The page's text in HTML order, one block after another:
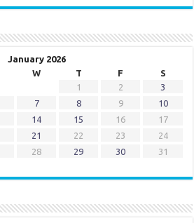
January 2026
W T F
S
1
2
3
7 8 9
10
14 15 16
17
21 22 23
24
28 29 30
31